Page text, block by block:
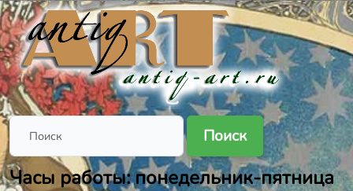
Поиск
Часы работы: понедельник-пятница